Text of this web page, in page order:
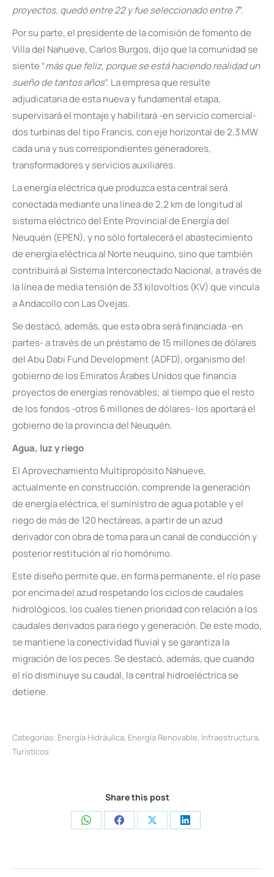
proyectos, quedó entre 22 y fue seleccionado entre 7”.
Por su parte, el presidente de la comisión de fomento de
Villa del Nahueve, Carlos Burgos, dijo que la comunidad se
siente “más que feliz, porque se está haciendo realidad un
sueño de tantos años”. La empresa que resulte
adjudicataria de esta nueva y fundamental etapa,
supervisará el montaje y habilitará -en servicio comercial-
dos turbinas del tipo Francis, con eje horizontal de 2,3 MW
cada una y sus correspondientes generadores,
transformadores y servicios auxiliares.
La energía eléctrica que produzca esta central será
conectada mediante una línea de 2,2 km de longitud al
sistema eléctrico del Ente Provincial de Energía del
Neuquén (EPEN), y no sólo fortalecerá el abastecimiento
de energía eléctrica al Norte neuquino, sino que también
contribuirá al Sistema Interconectado Nacional, a través de
la línea de media tensión de 33 kilovoltios (KV) que vincula
a Andacollo con Las Ovejas.
Se destacó, además, que esta obra será financiada -en
partes- a través de un préstamo de 15 millones de dólares
del Abu Dabi Fund Development (ADFD), organismo del
gobierno de los Emiratos Árabes Unidos que financia
proyectos de energías renovables; al tiempo que el resto
de los fondos -otros 6 millones de dólares- los aportará el
gobierno de la provincia del Neuquén.
Agua, luz y riego
El Aprovechamiento Multipropósito Nahueve,
actualmente en construcción, comprende la generación
de energía eléctrica, el suministro de agua potable y el
riego de más de 120 hectáreas, a partir de un azud
derivador con obra de toma para un canal de conducción y
posterior restitución al río homónimo.
Este diseño permite que, en forma permanente, el río pase
por encima del azud respetando los ciclos de caudales
hidrológicos, los cuales tienen prioridad con relación a los
caudales derivados para riego y generación. De este modo,
se mantiene la conectividad fluvial y se garantiza la
migración de los peces. Se destacó, además, que cuando
el río disminuye su caudal, la central hidroeléctrica se
detiene.
Categorías: Energía Hidráulica, Energía Renovable, Infraestructura,
Turísticos
Share this post
Share
WhatsApp
Share
Facebook
Share
X
Share
LinkedIn